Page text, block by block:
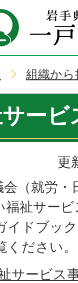
組織か
ー
更
（就労
福祉サー
イドブッ
ださい。
サービス